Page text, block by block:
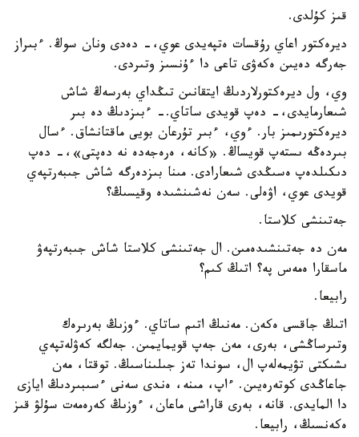
قىز كۇلدى.
ديرەكتور اعاي رۇقسات ەتپەيدى عوي،- دەدى ونان سوڭ. ءبىراز
جەرگە دەيىن ەكەۋى تاعى دا ءۇنسىز وتىردى.
وي، ول ديرەكتورلاردىڭ ايتقانىن تىڭداي بەرسەڭ شاش
شىعارمايدى،- دەپ قويدى ساتاي.- ءبىزدىڭ دە بىر
ديرەكتورىمىز بار. ءوي، ءبىر تۇرعان بويى ماقتانشاق. ءسال
بىردەڭە ىستەپ قويساڭ. «كانە، ەرەجەدە نە دەپتى»،- دەپ
دىكىلدەپ ەسىڭدى شىعارادى. مىنا بىزدەرگە شاش جىبەرتپەي
قويدى عوي، اۋەلى. سەن نەشىنشىدە وقيسىڭ؟
جەتىنشى كلاستا.
مەن دە جەتىنشىدەمىن. ال جەتىنشى كلاستا شاش جىبەرتپەۋ
ماسقارا ەمەس پە؟ اتىڭ كىم؟
رابيعا.
اتىڭ جاقسى ەكەن. مەنىڭ اتىم ساتاي. ءوزىڭ بەرىرەك
وتىرساڭشى، بەرى، مەن جەپ قويمايمىن. جەلگە كەۋلەتپەي
ىشىكتى تۋيمەلەپ ال، سوندا تەز جىلىناسىڭ. توقتا، مەن
جاعاڭدى كوتەرەيىن. ءاپ، مىنە، ەندى سەنى ءسىبىردىڭ ايازى
دا المايدى. قانە، بەرى قاراشى ماعان، ءوزىڭ كەرەمەت سۇلۋ قىز
ەكەنسىڭ، رابيعا.